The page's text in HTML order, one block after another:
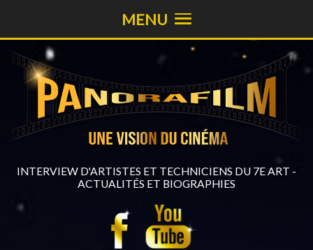
INTERVIEW D'ARTISTES ET TECHNICIENS DU 7E ART -
ACTUALITÉS ET BIOGRAPHIES
MENU